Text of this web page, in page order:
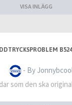
VISA INLÄGG
- By
som den ska